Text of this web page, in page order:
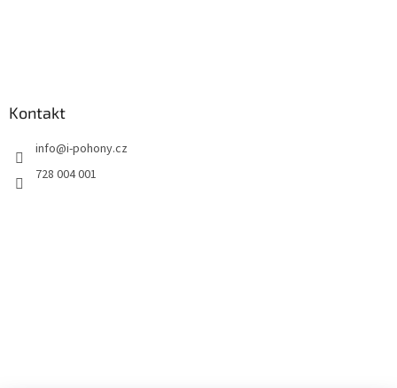
Kontakt
info@i-pohony.cz
728 004 001